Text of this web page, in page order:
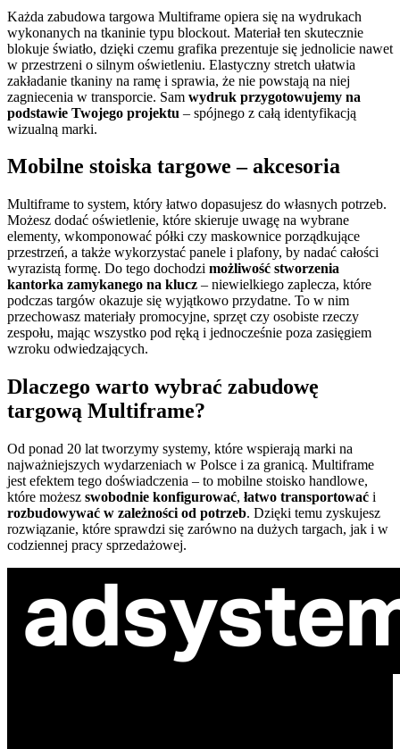
Każda zabudowa targowa Multiframe opiera się na wydrukach
wykonanych na tkaninie typu blockout. Materiał ten skutecznie
blokuje światło, dzięki czemu grafika prezentuje się jednolicie nawet
w przestrzeni o silnym oświetleniu. Elastyczny stretch ułatwia
zakładanie tkaniny na ramę i sprawia, że nie powstają na niej
zagniecenia w transporcie. Sam wydruk przygotowujemy na
podstawie Twojego projektu – spójnego z całą identyfikacją
wizualną marki.
Mobilne stoiska targowe – akcesoria
Multiframe to system, który łatwo dopasujesz do własnych potrzeb.
Możesz dodać oświetlenie, które skieruje uwagę na wybrane
elementy, wkomponować półki czy maskownice porządkujące
przestrzeń, a także wykorzystać panele i plafony, by nadać całości
wyrazistą formę. Do tego dochodzi możliwość stworzenia
kantorka zamykanego na klucz – niewielkiego zaplecza, które
podczas targów okazuje się wyjątkowo przydatne. To w nim
przechowasz materiały promocyjne, sprzęt czy osobiste rzeczy
zespołu, mając wszystko pod ręką i jednocześnie poza zasięgiem
wzroku odwiedzających.
Dlaczego warto wybrać zabudowę
targową Multiframe?
Od ponad 20 lat tworzymy systemy, które wspierają marki na
najważniejszych wydarzeniach w Polsce i za granicą. Multiframe
jest efektem tego doświadczenia – to mobilne stoisko handlowe,
które możesz swobodnie konfigurować, łatwo transportować i
rozbudowywać w zależności od potrzeb. Dzięki temu zyskujesz
rozwiązanie, które sprawdzi się zarówno na dużych targach, jak i w
codziennej pracy sprzedażowej.